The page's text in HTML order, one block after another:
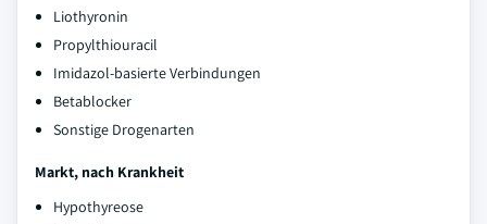
Liothyronin
Propylthiouracil
Imidazol-basierte Verbindungen
Betablocker
Sonstige Drogenarten
Markt, nach Krankheit
Hypothyreose